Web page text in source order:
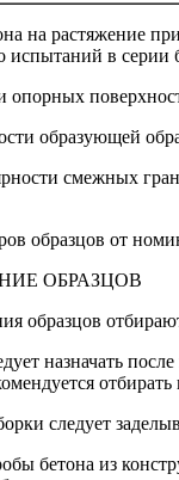
на растяжение
в серии
опорных
образующей
смежных
образцов от
ОБРАЗЦОВ
образцов
назначать
следует
бетона из